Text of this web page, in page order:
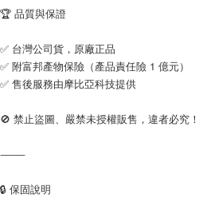
🏆 品質與保證
✅ 台灣公司貨，原廠正品
✅ 附富邦產物保險（產品責任險 1 億元）
✅ 售後服務由摩比亞科技提供
🚫 禁止盜圖、嚴禁未授權販售，違者必究！
⸻
🔒 保固說明